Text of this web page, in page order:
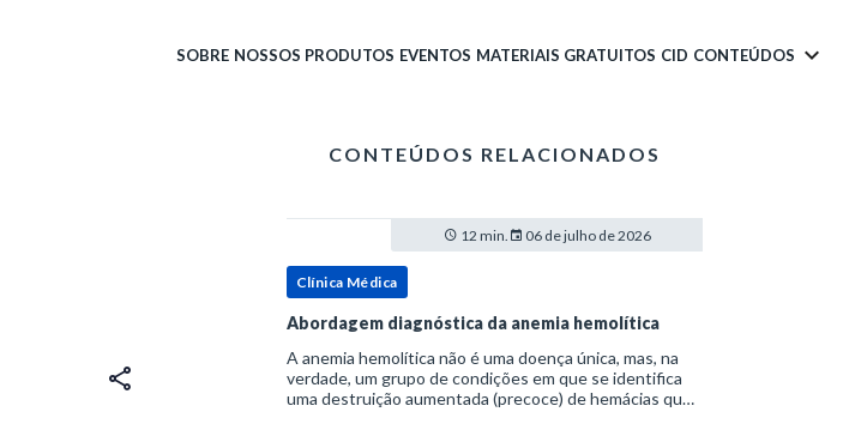
SOBRE NOSSOS PRODUTOS EVENTOS MATERIAIS GRATUITOS CID CONTEÚDOS
CONTEÚDOS RELACIONADOS
12 min. 06 de julho de 2026
Clínica Médica
Abordagem diagnóstica da anemia hemolítica
A anemia hemolítica não é uma doença única, mas, na
verdade, um grupo de condições em que se identifica
uma destruição aumentada (precoce) de hemácias que